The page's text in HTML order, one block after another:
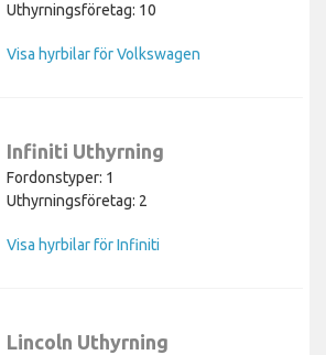
Uthyrningsföretag: 10
Visa hyrbilar för Volkswagen
Infiniti Uthyrning
Fordonstyper: 1
Uthyrningsföretag: 2
Visa hyrbilar för Infiniti
Lincoln Uthyrning